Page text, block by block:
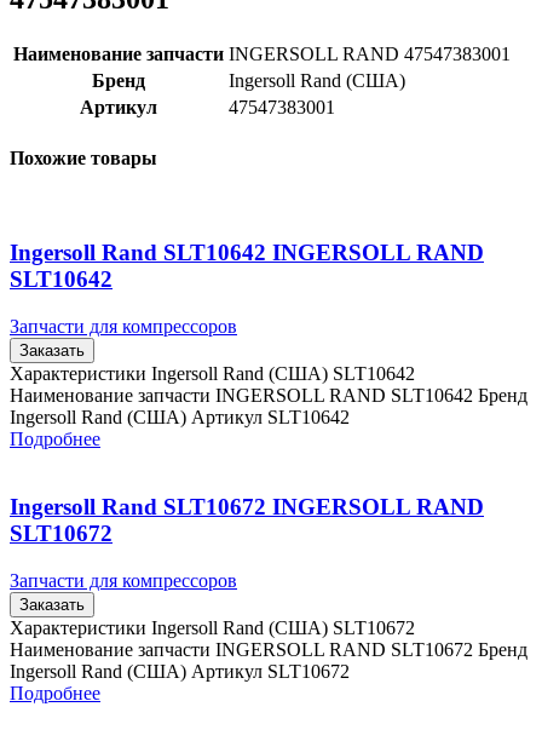
Наименование запчасти INGERSOLL RAND 47547383001
Бренд
Ingersoll Rand (США)
Артикул
47547383001
Похожие товары
Ingersoll Rand SLT10642 INGERSOLL RAND
SLT10642
Запчасти для компрессоров
Заказать
Характеристики Ingersoll Rand (США) SLT10642
Наименование запчасти INGERSOLL RAND SLT10642 Бренд
Ingersoll Rand (США) Артикул SLT10642
Подробнее
Ingersoll Rand SLT10672 INGERSOLL RAND
SLT10672
Запчасти для компрессоров
Заказать
Характеристики Ingersoll Rand (США) SLT10672
Наименование запчасти INGERSOLL RAND SLT10672 Бренд
Ingersoll Rand (США) Артикул SLT10672
Подробнее